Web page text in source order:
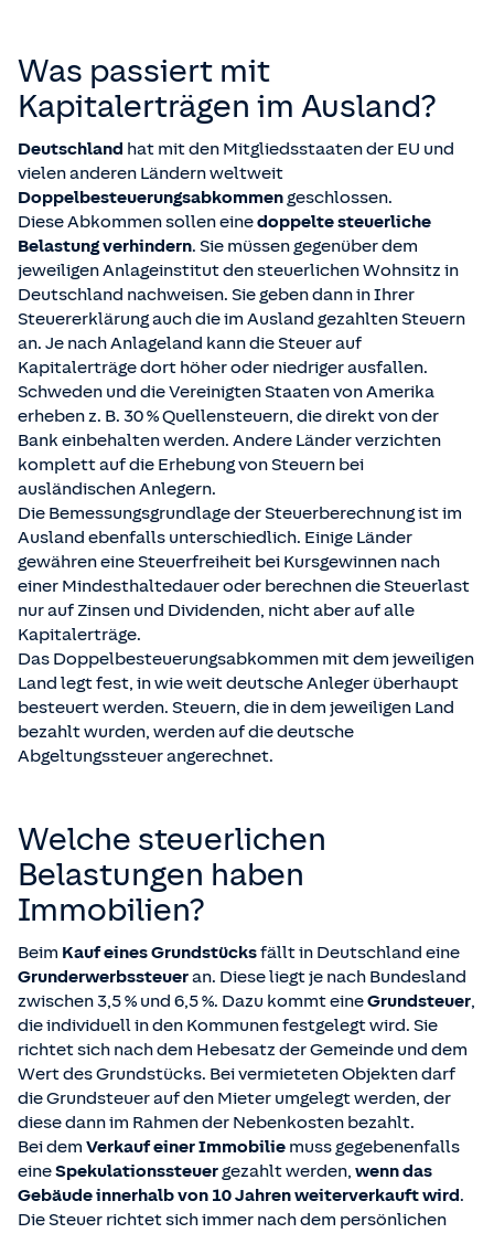
Was passiert mit
Kapitalerträgen im Ausland?
Deutschland hat mit den Mitgliedsstaaten der EU und
vielen anderen Ländern weltweit
Doppelbesteuerungsabkommen geschlossen.
Diese Abkommen sollen einedoppelte steuerliche
Belastung verhindern. Sie müssen gegenüber dem
jeweiligen Anlageinstitut den steuerlichen Wohnsitz in
Deutschland nachweisen. Sie geben dann in Ihrer
Steuererklärung auch die im Ausland gezahlten Steuern
an. Je nach Anlageland kann die Steuer auf
Kapitalerträge dort höher oder niedriger ausfallen.
Schweden und die Vereinigten Staaten von Amerika
erheben z. B. 30 % Quellensteuern, die direkt von der
Bank einbehalten werden. Andere Länder verzichten
komplett auf die Erhebung von Steuern bei
ausländischen Anlegern.
Die Bemessungsgrundlage der Steuerberechnung ist im
Ausland ebenfalls unterschiedlich. Einige Länder
gewähren eine Steuerfreiheit bei Kursgewinnen nach
einer Mindesthaltedauer oder berechnen die Steuerlast
nur auf Zinsen und Dividenden, nicht aber auf alle
Kapitalerträge.
Das Doppelbesteuerungsabkommen mit dem jeweiligen
Land legt fest, in wie weit deutsche Anleger überhaupt
besteuert werden. Steuern, die in dem jeweiligen Land
bezahlt wurden, werden auf die deutsche
Abgeltungssteuer angerechnet.
Welche steuerlichen
Belastungen haben
Immobilien?
Beim Kauf eines Grundstücksfällt in Deutschland eine
Grunderwerbssteueran. Diese liegt je nach Bundesland
zwischen 3,5 % und 6,5 %. Dazu kommt eineGrundsteuer,
die individuell in den Kommunen festgelegt wird. Sie
richtet sich nach dem Hebesatz der Gemeinde und dem
Wert des Grundstücks. Bei vermieteten Objekten darf
die Grundsteuer auf den Mieter umgelegt werden, der
diese dann im Rahmen der Nebenkosten bezahlt.
Bei dem Verkauf einer Immobilie muss gegebenenfalls
eineSpekulationssteuer gezahlt werden, wenn das
Gebäude innerhalb von 10 Jahren weiterverkauft wird.
Die Steuer richtet sich immer nach dem persönlichen